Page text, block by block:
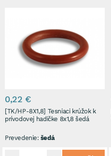
0,22 €
[TK/HP-8X1,8] Tesniaci krúžok k
prívodovej hadičke 8x1,8 šedá
Prevedenie: šedá